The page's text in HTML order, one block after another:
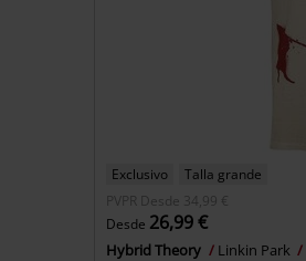
Exclusivo
Talla grande
PVPR
Desde 34,99 €
Desde 26,99 €
Hybrid Theory Linkin Park